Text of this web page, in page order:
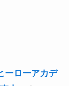
ーローアカデ